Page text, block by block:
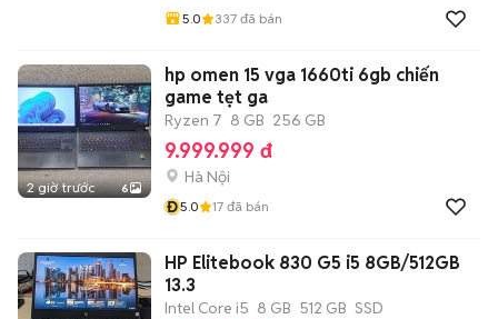
5.0 337 đã bán
2 giờ trước 6
hp omen 15 vga 1660ti 6gb chiến
game tẹt ga
Ryzen 7 8 GB 256 GB
9.999.999 đ
Hà Nội
Đ5.0 17 đã bán
HP Elitebook 830 G5 i5 8GB/512GB
13.3
Intel Core i5 8 GB 512 GB SSD